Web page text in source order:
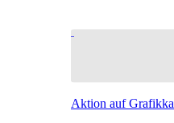
Aktion auf